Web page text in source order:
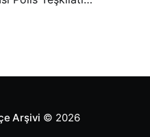
Arşivi © 2026